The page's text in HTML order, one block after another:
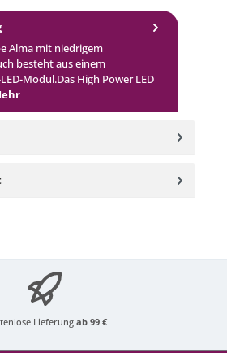
Alma mit niedrigem
besteht aus einem
Modul.Das High Power LED
Lieferung ab 99 €